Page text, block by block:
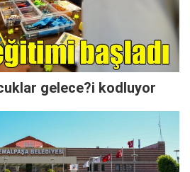
gelece?i kodluyor